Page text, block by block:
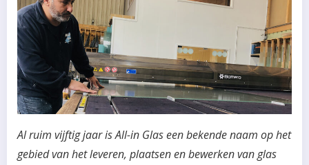
Al ruim vijftig jaar is All-in Glas een bekende naam op het
gebied van het leveren, plaatsen en bewerken van glas